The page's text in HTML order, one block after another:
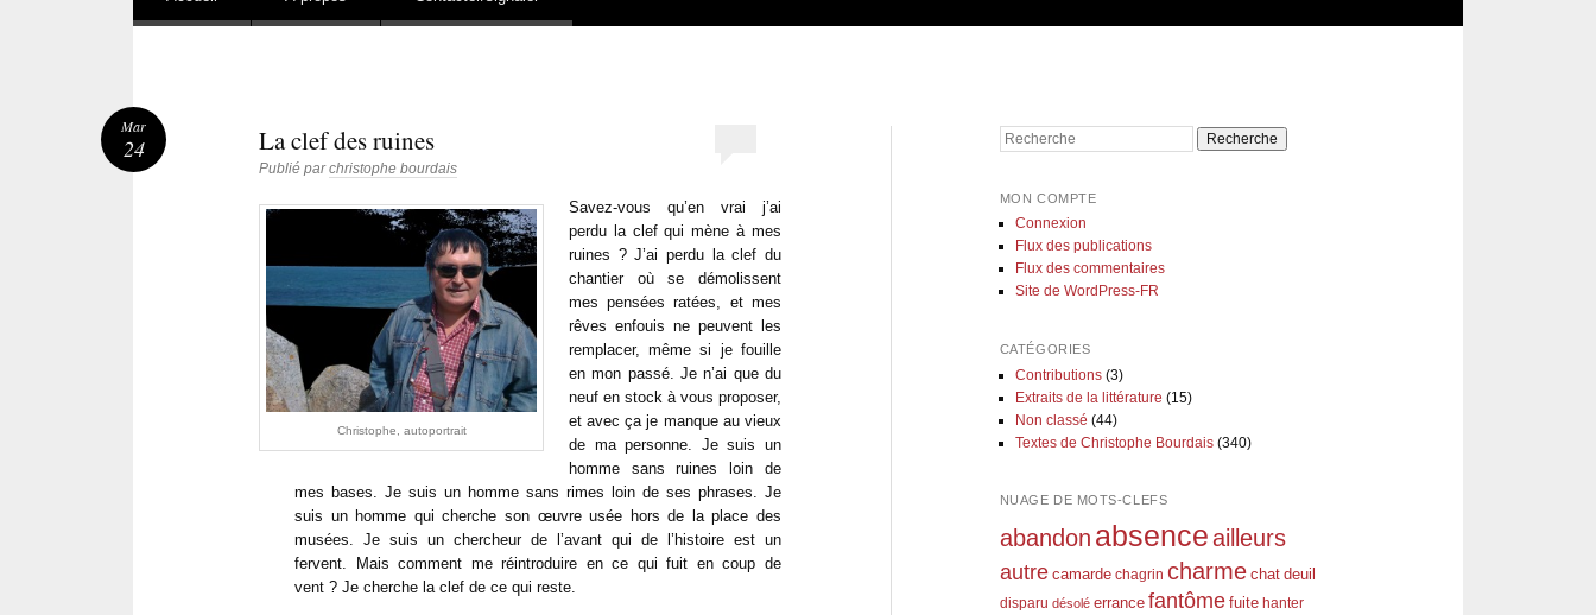
La clef des ruines
Publié parchristophe bourdais
Christophe, autoportrait
Savez-vous qu’en vrai j’ai
perdu la clef qui mène à mes
ruines ? J’ai perdu la clef du
chantier où se démolissent
mes pensées ratées, et mes
rêves enfouis ne peuvent les
remplacer, même si je fouille
en mon passé. Je n’ai que du
neuf en stock à vous proposer,
et avec ça je manque au vieux
de ma personne. Je suis un
homme sans ruines loin de
mes bases. Je suis un homme sans rimes loin de ses phrases. Je
suis un homme qui cherche son œuvre usée hors de la place des
musées. Je suis un chercheur de l’avant qui de l’histoire est un
fervent. Mais comment me réintroduire en ce qui fuit en coup de
vent ? Je cherche la clef de ce qui reste.
Mar
24 Recherche
MON COMPTE
Connexion
Flux des publications
Flux des commentaires
Site de WordPress-FR
CATÉGORIES
Contributions(3)
Extraits de la littérature (15)
Non classé (44)
Textes de Christophe Bourdais(340)
NUAGE DE MOTS-CLEFS
abandon absenceailleurs
autre camarde chagrin charme chat deuil
disparu désolé errance fantôme fuite hanter